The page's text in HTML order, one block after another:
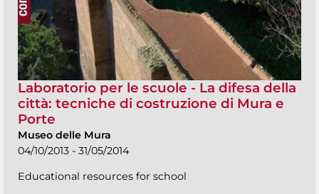
Laboratorio per le scuole - La difesa della
città: tecniche di costruzione di Mura e
Porte
Museo delle Mura
04/10/2013 - 31/05/2014
Educational resources for school